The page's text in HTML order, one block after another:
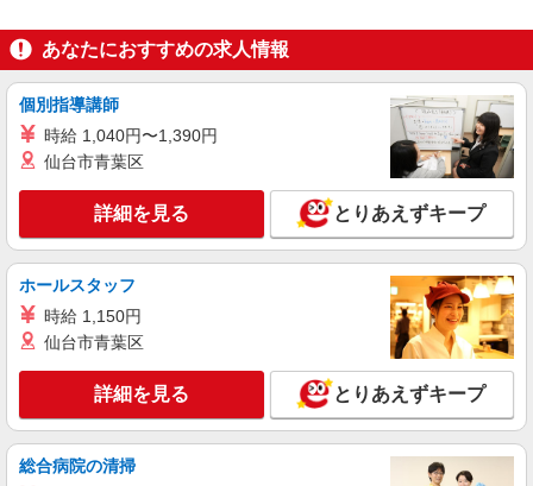
アルバイト パート
丸亀製麺福山平成大学前店
キッチン・ホールスタッフ（ランチタイム）
広島県福山市御幸町大字上岩成５７９－１
キープ 詳細を見る
アルバイト パート
すき家の店舗スタッフ（接客・調理・清掃な
時給1,120円 ※22:00〜翌5:00：時給1,400円 ※
高校生時給1,085円 ※早朝手当（5:00〜9:00）時給
＋150円広島県福山市多治米町5-28-13
キープ 詳細を見る
あなたにおすすめの求人情報
個別指導講師
時給 1,040円〜1,390円
仙台市青葉区
詳細を見る とりあえずキープ
ホールスタッフ
時給 1,150円
仙台市青葉区
詳細を見る とりあえずキープ
総合病院の清掃